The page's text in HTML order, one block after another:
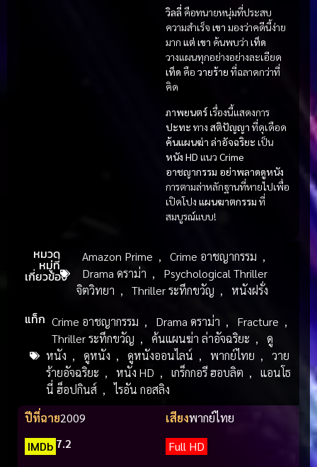
วิลลี่ คือทนายหนุ่มที่ประสบ
ความสำเร็จ เขา มองว่าคดีนี้ง่าย
มาก แต่ เขา ค้นพบว่า เท็ด
วางแผนทุกอย่างอย่างละเอียด
เท็ด คือ วายร้าย ที่ฉลาดกว่าที่
คิด
ภาพยนตร์เรื่องนี้แสดงการ
ปะทะ ทาง สติปัญญา ที่ดุเดือด
ค้นแผนฆ่า ล่าอัจฉริยะ เป็น
หนัง HD แนว Crime
อาชญากรรม อย่าพลาดดูหนัง
การตามล่าหลักฐานที่หายไปเพื่อ
เปิดโปง แผนฆาตกรรม ที่
สมบูรณ์แบบ!
หมวด
หมู่ที่
เกี่ยวข้อง
Amazon Prime , Crime อาชญากรรม ,
Drama ดราม่า ,
Psychological Thriller
จิตวิทยา , Thriller ระทึกขวัญ , หนังฝรั่ง
แท็ก Crime อาชญากรรม , Drama ดราม่า , Fracture ,
Thriller ระทึกขวัญ , ค้นแผนฆ่า ล่าอัจฉริยะ ,
ดู
หนัง , ดูหนัง , ดูหนังออนไลน์ , พากย์ไทย ,
วาย
ร้ายอัจฉริยะ , หนัง HD , เกร็กกอรี ฮอบลิต ,
แอนโธ
นี่ ฮ็อปกินส์ ,
ไรอัน กอสลิง
ปีที่ฉาย2009 เสียงพากย์ไทย
IMDb 7.2
Full HD